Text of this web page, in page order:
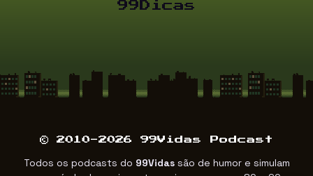
99Dicas
© 2010-2026 99Vidas Podcast
Todos os podcasts do 99Vidassão de humor e simulam